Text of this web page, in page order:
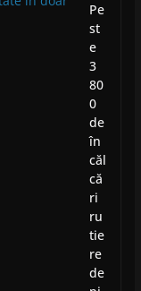
Pe
st
e
3
80
0
de
în
căl
că
ri
ru
tie
re
de